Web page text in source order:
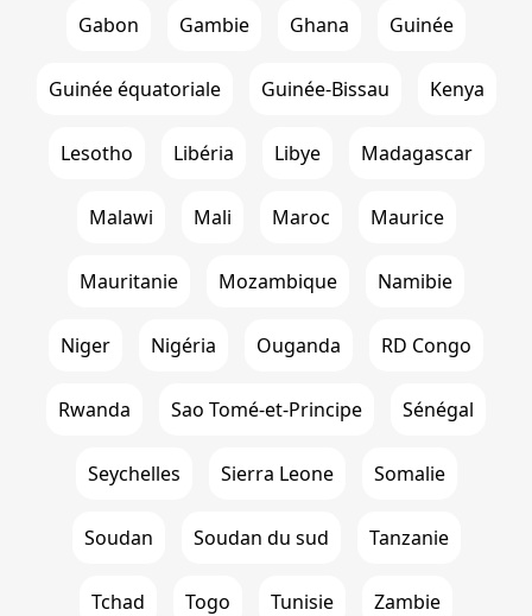
Gabon Gambie Ghana Guinée
Guinée équatoriale Guinée-Bissau Kenya
Lesotho Libéria Libye Madagascar
Malawi Mali Maroc Maurice
Mauritanie Mozambique Namibie
Niger Nigéria Ouganda RD Congo
Rwanda Sao Tomé-et-Principe Sénégal
Seychelles Sierra Leone Somalie
Soudan Soudan du sud Tanzanie
Tchad Togo Tunisie Zambie